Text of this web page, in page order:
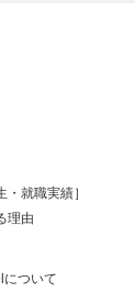
就職実績］
理由
ついて